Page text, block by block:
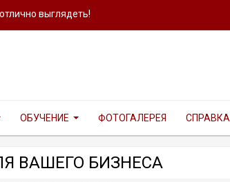
выглядеть!
ОБУЧЕНИЕ ФОТОГАЛЕРЕЯ СПРАВКА
ВАШЕГО БИЗНЕСА